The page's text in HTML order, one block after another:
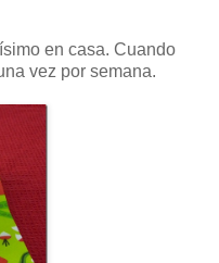
en casa. Cuando
vez por semana.